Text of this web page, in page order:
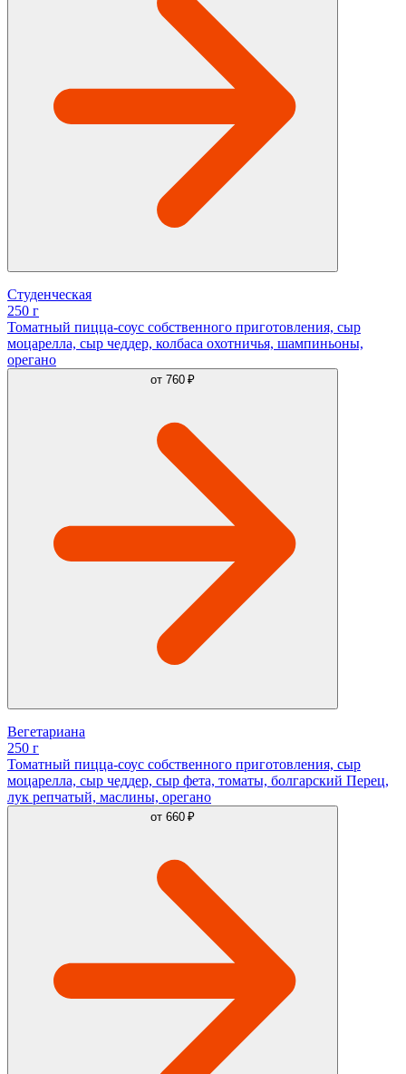
Студенческая
250 г
Томатный пицца-соус собственного приготовления, сыр
моцарелла, сыр чеддер, колбаса охотничья, шампиньоны,
орегано
от 760 ₽
Вегетариана
250 г
Томатный пицца-соус собственного приготовления, сыр
моцарелла, сыр чеддер, сыр фета, томаты, болгарский Перец,
лук репчатый, маслины, орегано
от 660 ₽